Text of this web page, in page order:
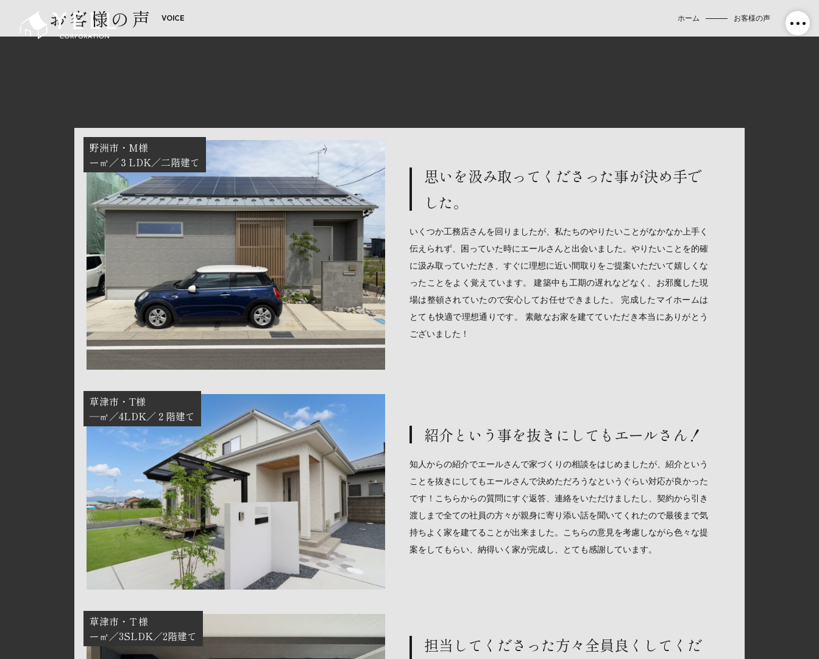
お客様の声 ホーム お客様の声
野洲市
M様
ー㎡
３LDK 二階建て
思いを汲み取ってくださった事が決め手で
した。
いくつか工務店さんを回りましたが、私たちのやりたいことがなかなか上手く
伝えられず、困っていた時にエールさんと出会いました。やりたいことを的確
に汲み取っていただき、すぐに理想に近い間取りをご提案いただいて嬉しくな
ったことをよく覚えています。 建築中も工期の遅れなどなく、お邪魔した現
場は整頓されていたので安心してお任せできました。 完成したマイホームは
とても快適で理想通りです。 素敵なお家を建てていただき本当にありがとう
ございました！
草津市
T様
―㎡
4LDK ２階建て
紹介という事を抜きにしてもエールさん！
知人からの紹介でエールさんで家づくりの相談をはじめましたが、紹介という
ことを抜きにしてもエールさんで決めただろうなというぐらい対応が良かった
です！こちらからの質問にすぐ返答、連絡をいただけましたし、契約から引き
渡しまで全ての社員の方々が親身に寄り添い話を聞いてくれたので最後まで気
持ちよく家を建てることが出来ました。こちらの意見を考慮しながら色々な提
案をしてもらい、納得いく家が完成し、とても感謝しています。
草津市
Ｔ様
ー㎡
3SLDK 2階建て
担当してくださった方々全員良くしてくだ